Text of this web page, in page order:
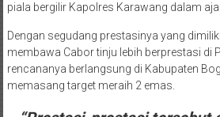
piala bergilir Kapolres Karawang dalam
Dengan segudang prestasinya yang
membawa Cabor tinju lebih berprestasi di
rencananya berlangsung di Kabupaten
memasang target meraih 2 emas.